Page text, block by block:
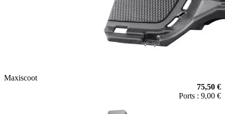
Maxiscoot
75,50 €
Ports : 9,00 €